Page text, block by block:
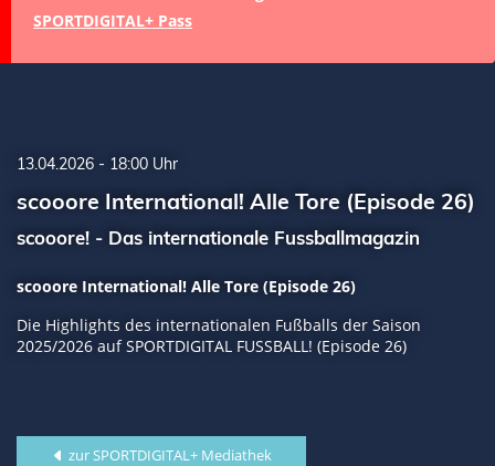
SPORTDIGITAL+ Pass
13.04.2026 - 18:00 Uhr
scooore International! Alle Tore (Episode 26)
scooore! - Das internationale Fussballmagazin
scooore International! Alle Tore (Episode 26)
Die Highlights des internationalen Fußballs der Saison
2025/2026 auf SPORTDIGITAL FUSSBALL! (Episode 26)
zur SPORTDIGITAL+ Mediathek